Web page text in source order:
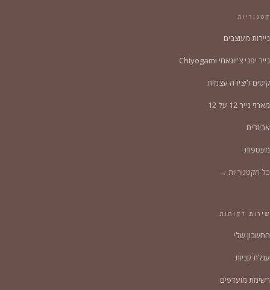
קטגוריות
ניירות מעוצבים
נייר יפני צ'יוגאמי Chiyogami
קיטים ליצירה עצמית
מארזי נייר 12 על 12
אביזרים
מעטפות
כל הקטגוריות →
שירות לקוחות
החשבון שלי
עגלת קניות
רשימת מועדפים